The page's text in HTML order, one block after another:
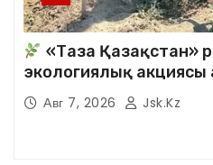
«Таза Қазақстан»
экологиялық акциясы
аудандық
кезекті сенбілік
Авг 7, 2026 Jsk.kz